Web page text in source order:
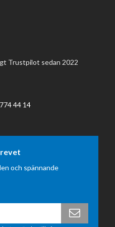
av en steppmaskin.
gott om takhöjd – räkna med
hög, plus din egen
steget. För standardrum
snävt för längre personer.
cm golvyta plus
undan. Steppmaskin: cirka
kg) än fullskaliga
om du väger
Trustpilot sedan 2022
44 14
och spännande